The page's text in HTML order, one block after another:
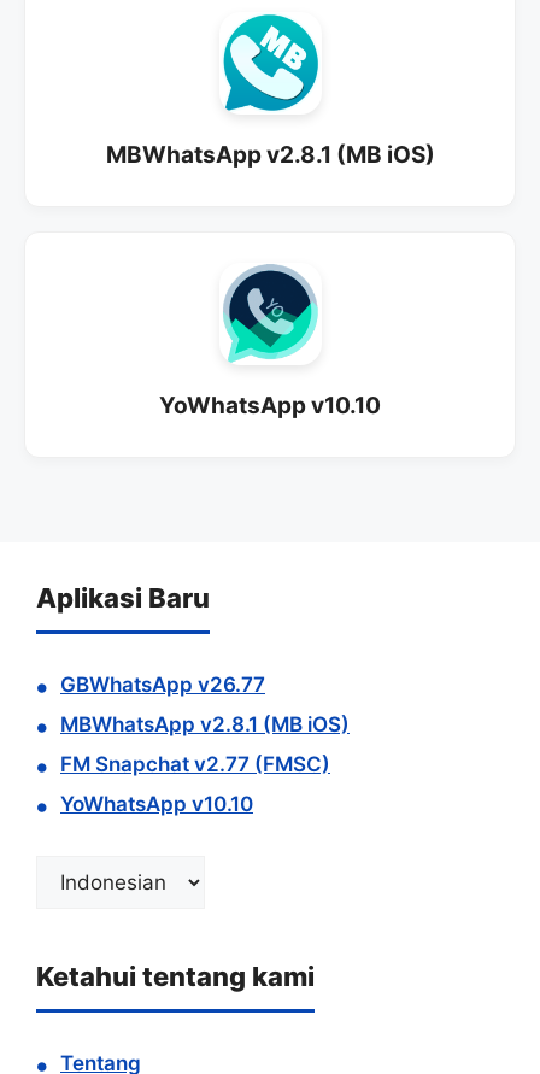
MBWhatsApp v2.8.1 (MB iOS)
YoWhatsApp v10.10
Aplikasi Baru
GBWhatsApp v26.77
MBWhatsApp v2.8.1 (MB iOS)
FM Snapchat v2.77 (FMSC)
YoWhatsApp v10.10
Pilih
Ketahui tentang kami
Tentang